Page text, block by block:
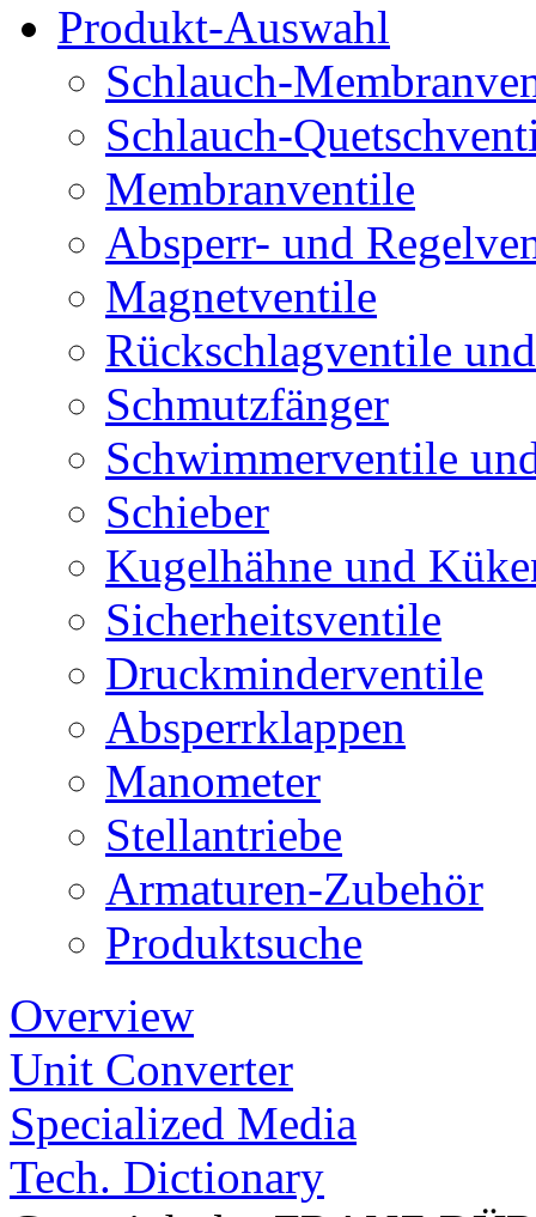
Produkt-Auswahl
Schlauch-
Schlauch-
Membranventile
Absperr- und
Magnetventile
Rückschlagventile
Schmutzfänger
Schwimmerventile
Schieber
Kugelhähne und
Sicherheitsventile
Druckminderventile
Absperrklappen
Manometer
Stellantriebe
Armaturen-Zubehör
Produktsuche
Overview
Unit Converter
Specialized Media
Tech. Dictionary